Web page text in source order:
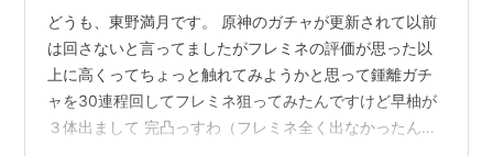
どうも、東野満月です。 原神のガチャが更新されて以前
は回さないと言ってましたがフレミネの評価が思った以
上に高くってちょっと触れてみようかと思って鍾離ガチ
ャを30連程回してフレミネ狙ってみたんですけど早柚が
３体出まして 完凸っすわ（フレミネ全く出なかったんで